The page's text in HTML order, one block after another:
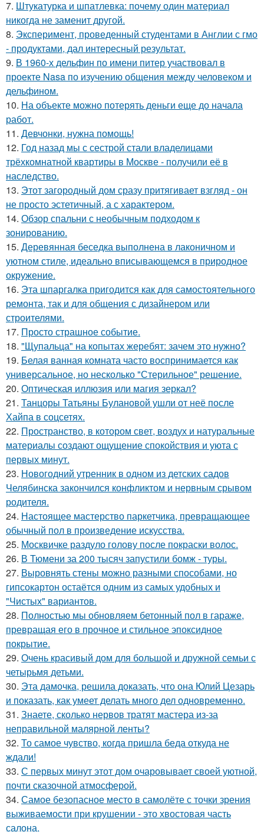
7. Штукатурка и шпатлевка: почему один материал
никогда не заменит другой.
8. Эксперимент, проведенный студентами в Англии с гмо
- продуктами, дал интересный результат.
9. В 1960-х дельфин по имени питер участвовал в
проекте Nasa по изучению общения между человеком и
дельфином.
10. На объекте можно потерять деньги еще до начала
работ.
11. Девчонки, нужна помощь!
12. Год назад мы с сестрой стали владелицами
трёхкомнатной квартиры в Москве - получили её в
наследство.
13. Этот загородный дом сразу притягивает взгляд - он
не просто эстетичный, а с характером.
14. Обзор спальни с необычным подходом к
зонированию.
15. Деревянная беседка выполнена в лаконичном и
уютном стиле, идеально вписывающемся в природное
окружение.
16. Эта шпаргалка пригодится как для самостоятельного
ремонта, так и для общения с дизайнером или
строителями.
17. Просто страшное событие.
18. "Щупальца" на копытах жеребят: зачем это нужно?
19. Белая ванная комната часто воспринимается как
универсальное, но несколько "Стерильное" решение.
20. Оптическая иллюзия или магия зеркал?
21. Танцоры Татьяны Булановой ушли от неё после
Хайпа в соцсетях.
22. Пространство, в котором свет, воздух и натуральные
материалы создают ощущение спокойствия и уюта с
первых минут.
23. Новогодний утренник в одном из детских садов
Челябинска закончился конфликтом и нервным срывом
родителя.
24. Настоящее мастерство паркетчика, превращающее
обычный пол в произведение искусства.
25. Москвичке раздуло голову после покраски волос.
26. В Тюмени за 200 тысяч запустили бомж - туры.
27. Выровнять стены можно разными способами, но
гипсокартон остаётся одним из самых удобных и
"Чистых" вариантов.
28. Полностью мы обновляем бетонный пол в гараже,
превращая его в прочное и стильное эпоксидное
покрытие.
29. Очень красивый дом для большой и дружной семьи с
четырьмя детьми.
30. Эта дамочка, решила доказать, что она Юлий Цезарь
и показать, как умеет делать много дел одновременно.
31. Знаете, сколько нервов тратят мастера из-за
неправильной малярной ленты?
32. То самое чувство, когда пришла беда откуда не
ждали!
33. С первых минут этот дом очаровывает своей уютной,
почти сказочной атмосферой.
34. Самое безопасное место в самолёте с точки зрения
выживаемости при крушении - это хвостовая часть
салона.